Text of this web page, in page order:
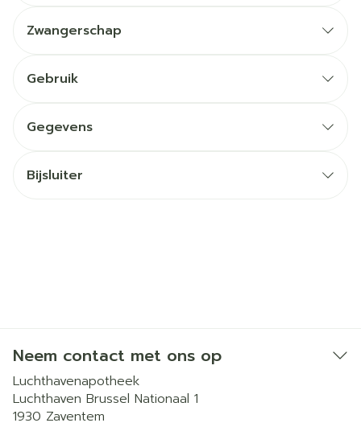
Zwangerschap
Gebruik
Gegevens
Bijsluiter
Neem contact met ons op
Luchthavenapotheek
Luchthaven Brussel Nationaal 1
1930 Zaventem